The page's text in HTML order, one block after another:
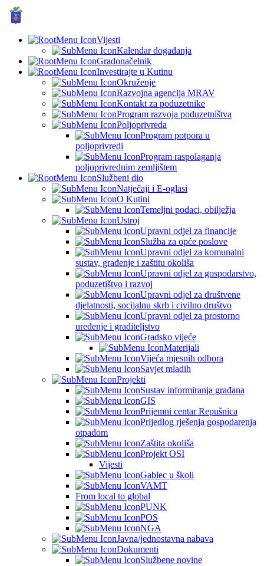
Vijesti
Kalendar događanja
Gradonačelnik
Investirajte u Kutinu
Okruženje
Razvojna agencija MRAV
Kontakt za poduzetnike
Program razvoja poduzetništva
Poljoprivreda
Program potpora u
poljoprivredi
Program raspolaganja
poljoprivrednim zemljištem
Službeni dio
Natječaji i E-oglasi
O Kutini
Temeljni podaci, obilježja
Ustroj
Upravni odjel za financije
Služba za opće poslove
Upravni odjel za komunalni
sustav, građenje i zaštitu okoliša
Upravni odjel za gospodarstvo,
poduzetištvo i razvoj
Upravni odjel za društvene
djelatnosti, socijalnu skrb i civilno društvo
Upravni odjel za prostorno
uređenje i graditeljstvo
Gradsko vijeće
Materijali
Vijeća mjesnih odbora
Savjet mladih
Projekti
Sustav informiranja građana
GIS
Prijemni centar Repušnica
Prijedlog rješenja gospodarenja
otpadom
Zaštita okoliša
Projekt OSI
Vijesti
Gablec u školi
VAMT
From local to global
PUNK
POS
NGA
Javna/jednostavna nabava
Dokumenti
Službene novine